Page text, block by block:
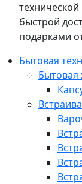
быстрой
подарками
Бытовая
Бытовая